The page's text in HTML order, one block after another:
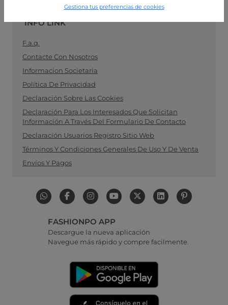
Gestiona tus preferencias de cookies
INFO LINK
F.a.q.
Contacte Con Nosotros
Informacion Societaria
Política De Privacidad
Declaración Sobre Las Cookies
Declaración Para Los Interesados Que Solicitan
Información A Través Del Formulario De Contacto
Declaración Usuarios Registro Sitio Web
Términos Y Condiciones Generales De Uso Y De Venta
Envíos Y Pagos
FASHIONPO APP
Descargue la nueva aplicación
Navegue más rápido y compre facilmente.